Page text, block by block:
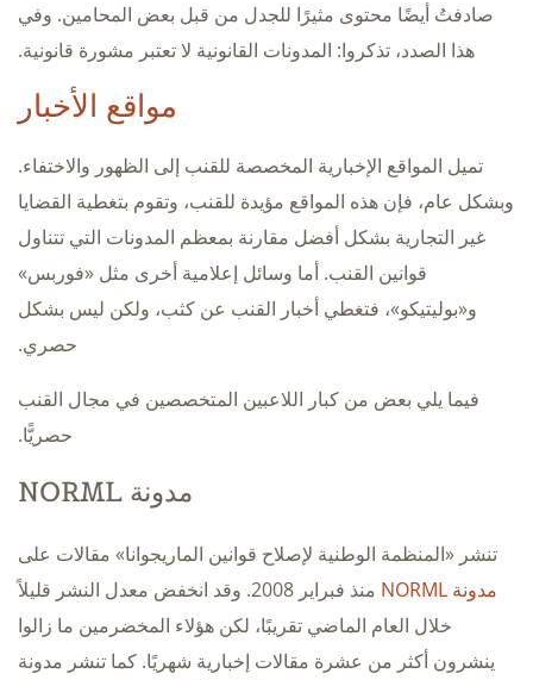
صادفتُ أيضًا محتوى مثيرًا للجدل من قبل بعض المحامين. وفي
هذا الصدد، تذكروا: المدونات القانونية لا تعتبر مشورة قانونية.
مواقع الأخبار
تميل المواقع الإخبارية المخصصة للقنب إلى الظهور والاختفاء.
وبشكل عام، فإن هذه المواقع مؤيدة للقنب، وتقوم بتغطية القضايا
غير التجارية بشكل أفضل مقارنة بمعظم المدونات التي تتناول
قوانين القنب. أما وسائل إعلامية أخرى مثل «فوربس»
و«بوليتيكو»، فتغطي أخبار القنب عن كثب، ولكن ليس بشكل
حصري.
فيما يلي بعض من كبار اللاعبين المتخصصين في مجال القنب
حصريًّا.
مدونة NORML
تنشر «المنظمة الوطنية لإصلاح قوانين الماريجوانا» مقالات على
مدونة NORML
منذ فبراير 2008. وقد انخفض معدل النشر قليلاً
خلال العام الماضي تقريبًا، لكن هؤلاء المخضرمين ما زالوا
ينشرون أكثر من عشرة مقالات إخبارية شهريًا. كما تنشر مدونة